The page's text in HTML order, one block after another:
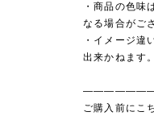
・商品の色味
なる場合がご
・イメージ違
出来かねます。
ご購入前にこ